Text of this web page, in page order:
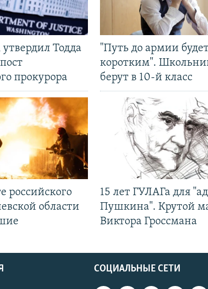
Тодда
прокурора
российского
области
"Путь до армии
коротким".
берут в 10-й класс
15 лет ГУЛАГа для
Пушкина". Крутой
Виктора Гроссмана
СОЦИАЛЬНЫЕ СЕТИ